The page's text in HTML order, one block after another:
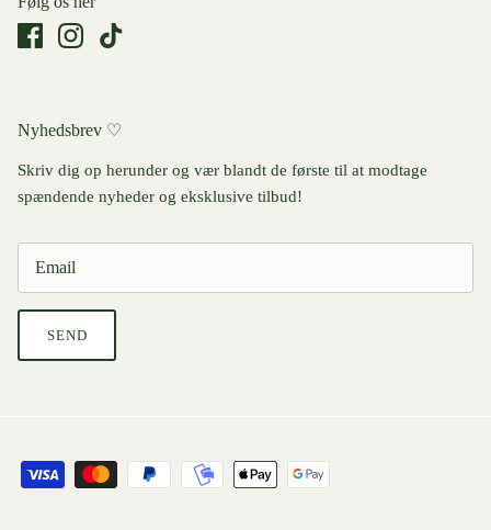
Nyhedsbrev ♡
Skriv dig op herunder og vær blandt de første til at modtage
spændende nyheder og eksklusive tilbud!
SEND